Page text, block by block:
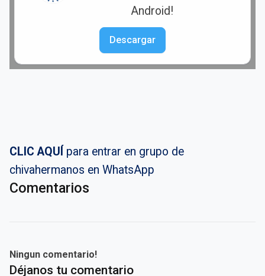
Android!
Descargar
CLIC AQUÍ para entrar en grupo de
chivahermanos en WhatsApp
Comentarios
Ningun comentario!
Déjanos tu comentario